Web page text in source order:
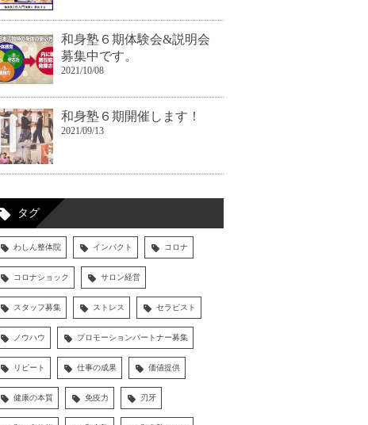
和身塾６期体験会&説明会
募集中です。
2021/10/08
和身塾６期開催します！
2021/09/13
タグ
わしん整体院 インパクト コロナ
コロナショック サロン経営
スタッフ募集 ストレス セラピスト
ノウハウ プロモーションパートナー募集
リピート 仕事の成果 価値提供
健康の本質 免疫力 刃牙